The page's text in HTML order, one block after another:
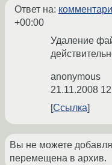
Ответ на:
+00:00
Удаление
anonymous
21.11.2008
Ссылка
Вы не можете
перемещена в архив.